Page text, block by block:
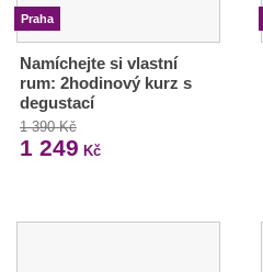
Praha
Namíchejte si vlastní
rum: 2hodinový kurz s
degustací
1 390 Kč
1 249 Kč